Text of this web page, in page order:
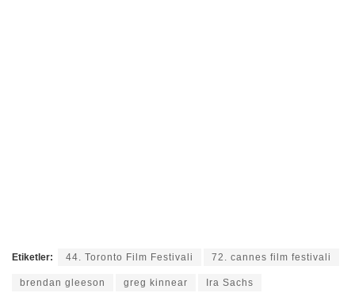
Etiketler: 44. Toronto Film Festivali 72. cannes film festivali
brendan gleeson greg kinnear Ira Sachs